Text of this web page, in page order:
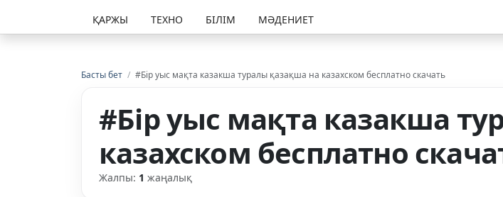
ҚАРЖЫ
ТЕХНО БІЛІМ МӘДЕНИЕТ
Басты бет / #Бір уыс мақта казакша туралы қазақша на казахском бесплатно скачать
#Бір уыс мақта казакша
казахском бесплатно
Жалпы: 1 жаңалық